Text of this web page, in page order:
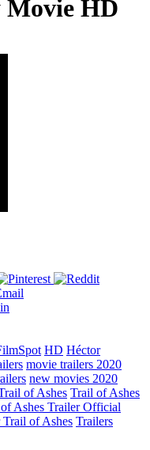
Movie HD
HD Héctor
movie trailers 2020
new movies 2020
of Ashes Trail of Ashes
Ashes Trailer Official
Trail of Ashes Trailers